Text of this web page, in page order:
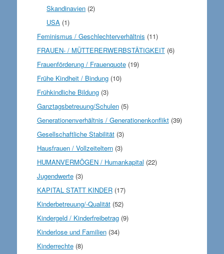
Skandinavien (2)
USA (1)
Feminismus / Geschlechterverhältnis (11)
FRAUEN- / MÜTTERERWERBSTÄTIGKEIT(6)
Frauenförderung / Frauenquote(19)
Frühe Kindheit / Bindung(10)
Frühkindliche Bildung(3)
Ganztagsbetreuung/Schulen(5)
Generationenverhältnis / Generationenkonflikt(39)
Gesellschaftliche Stabilität(3)
Hausfrauen / Vollzeiteltern(3)
HUMANVERMÖGEN / Humankapital (22)
Jugendwerte(3)
KAPITAL STATT KINDER(17)
Kinderbetreuung/-Qualität(52)
Kindergeld / Kinderfreibetrag(9)
Kinderlose und Familien(34)
Kinderrechte(8)